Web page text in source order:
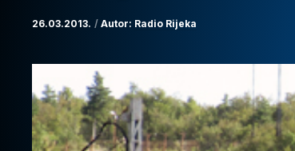
26.03.2013. Autor: Radio Rijeka